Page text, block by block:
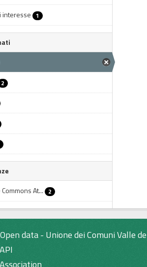
interesse 1
2
At...
2
data - Unione dei Comuni Valle